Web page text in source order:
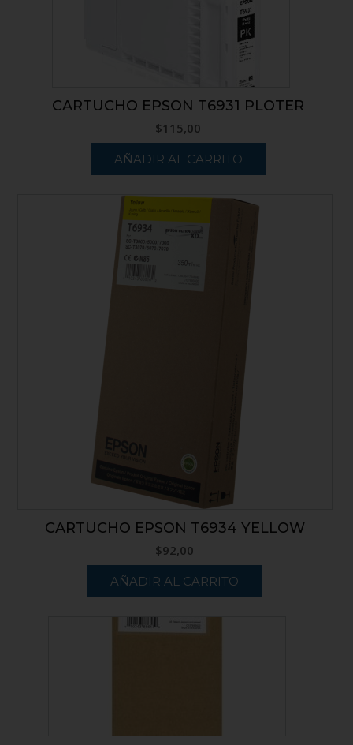
CARTUCHO EPSON T6931 PLOTER
$115,00
AÑADIR AL CARRITO
CARTUCHO EPSON T6934 YELLOW
$92,00
AÑADIR AL CARRITO